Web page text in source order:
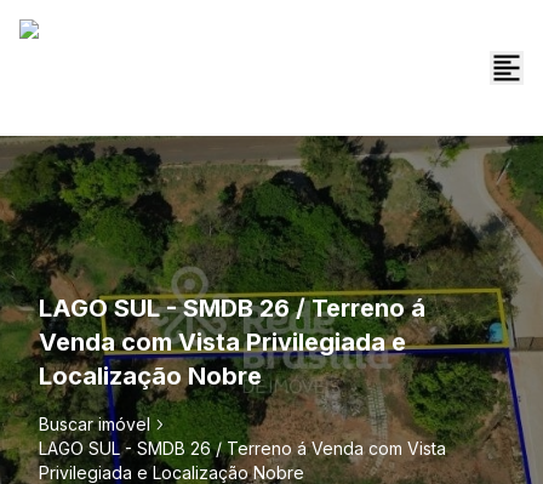
LAGO SUL - SMDB 26 / Terreno á
Venda com Vista Privilegiada e
Localização Nobre
Buscar imóvel
LAGO SUL - SMDB 26 / Terreno á Venda com Vista
Privilegiada e Localização Nobre